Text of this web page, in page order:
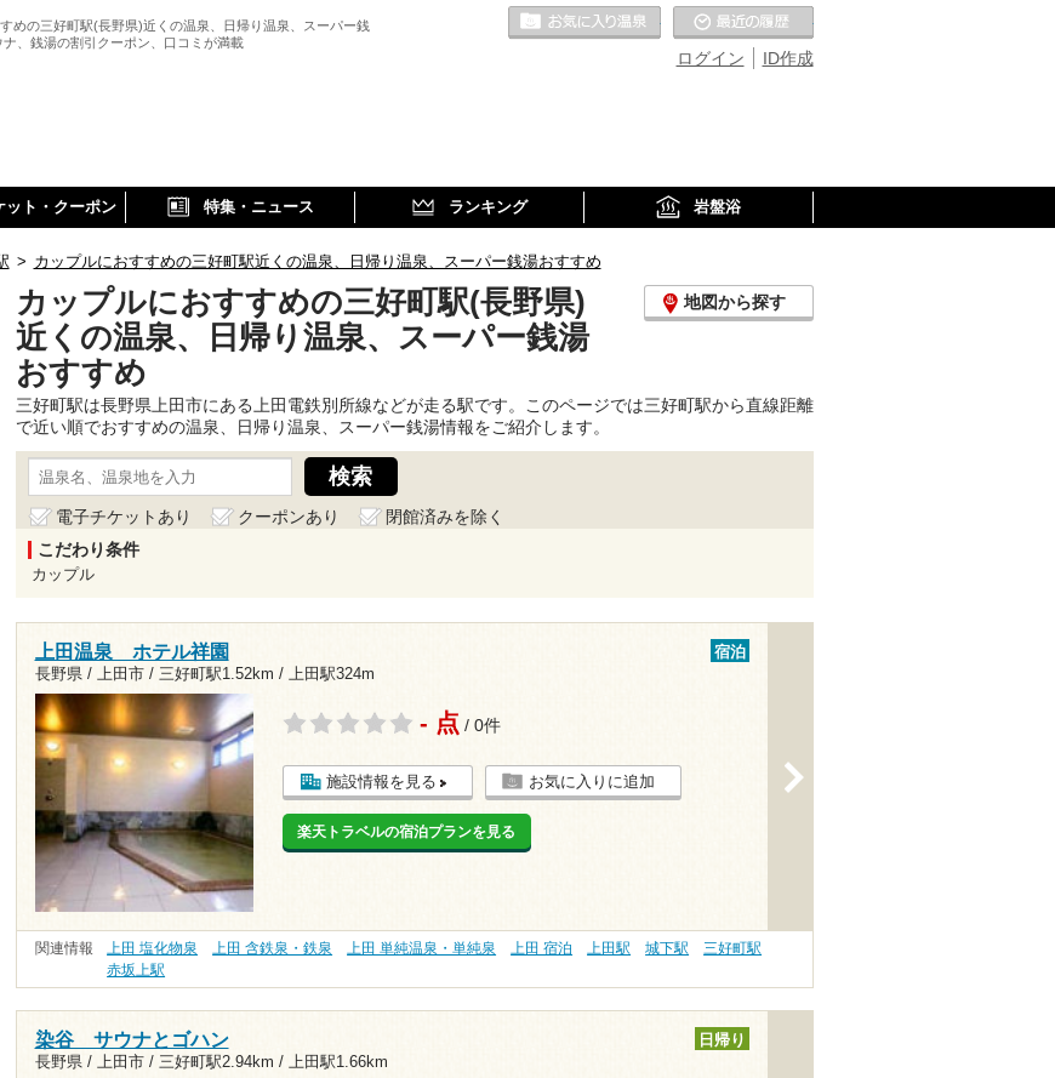
めの三好町駅(長野県)近くの温泉、日帰り温泉、スーパー銭
、銭湯の割引クーポン、口コミが満載
ID作成
ログイン
お気に入りの温泉
ット・クーポン 特集・ニュース ランキング 岩盤浴
> カップルにおすすめの三好町駅近くの温泉、日帰り温泉、スーパー銭湯おすすめ
カップルにおすすめの三好町駅(長野県)
近くの温泉、日帰り温泉、スーパー銭湯
おすすめ
地図から探す
三好町駅は長野県上田市にある上田電鉄別所線などが走る駅です。このページでは三好町駅から直線距離
で近い順でおすすめの温泉、日帰り温泉、スーパー銭湯情報をご紹介します。
電子チケットあり クーポンあり
閉館済みを除く
こだわり条件
カップル
上田温泉 ホテル祥園
長野県 / 上田市 / 三好町駅1.52km / 上田駅324m
宿泊
- 点 / 0件
施設情報を見る お気に入りに追加
楽天トラベルの宿泊プランを見る
関連情報 上田 塩化物泉 上田 含鉄泉・鉄泉 上田 単純温泉・単純泉 上田 宿泊 上田駅 城下駅
三好町駅
赤坂上駅
染谷 サウナとゴハン
長野県 / 上田市 / 三好町駅2.94km / 上田駅1.66km
日帰り